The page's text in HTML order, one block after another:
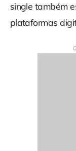
single também
plataformas